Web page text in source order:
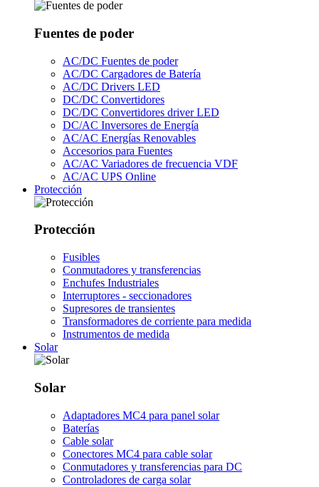
Fuentes de poder
AC/DC Fuentes de poder
AC/DC Cargadores de Batería
AC/DC Drivers LED
DC/DC Convertidores
DC/DC Convertidores driver LED
DC/AC Inversores de Energía
AC/AC Energías Renovables
Accesorios para Fuentes
AC/AC Variadores de frecuencia VDF
AC/AC UPS Online
Protección
Protección
Fusibles
Conmutadores y transferencias
Enchufes Industriales
Interruptores - seccionadores
Supresores de transientes
Transformadores de corriente para medida
Instrumentos de medida
Solar
Solar
Adaptadores MC4 para panel solar
Baterías
Cable solar
Conectores MC4 para cable solar
Conmutadores y transferencias para DC
Controladores de carga solar